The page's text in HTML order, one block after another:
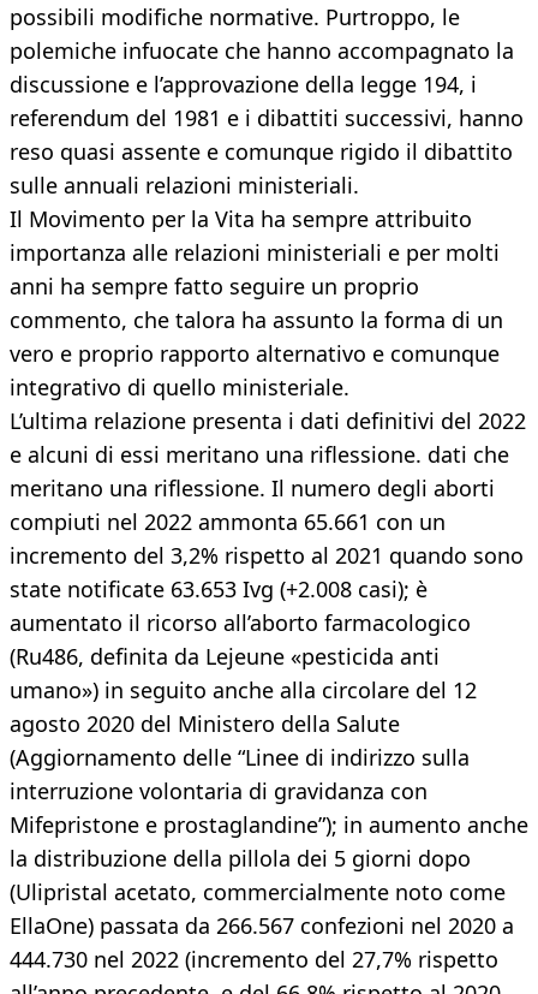
possibili modifiche normative. Purtroppo, le
polemiche infuocate che hanno accompagnato la
discussione e l’approvazione della legge 194, i
referendum del 1981 e i dibattiti successivi, hanno
reso quasi assente e comunque rigido il dibattito
sulle annuali relazioni ministeriali.
Il Movimento per la Vita ha sempre attribuito
importanza alle relazioni ministeriali e per molti
anni ha sempre fatto seguire un proprio
commento, che talora ha assunto la forma di un
vero e proprio rapporto alternativo e comunque
integrativo di quello ministeriale.
L’ultima relazione presenta i dati definitivi del 2022
e alcuni di essi meritano una riflessione. dati che
meritano una riflessione. Il numero degli aborti
compiuti nel 2022 ammonta 65.661 con un
incremento del 3,2% rispetto al 2021 quando sono
state notificate 63.653 Ivg (+2.008 casi); è
aumentato il ricorso all’aborto farmacologico
(Ru486, definita da Lejeune «pesticida anti
umano») in seguito anche alla circolare del 12
agosto 2020 del Ministero della Salute
(Aggiornamento delle “Linee di indirizzo sulla
interruzione volontaria di gravidanza con
Mifepristone e prostaglandine”); in aumento anche
la distribuzione della pillola dei 5 giorni dopo
(Ulipristal acetato, commercialmente noto come
EllaOne) passata da 266.567 confezioni nel 2020 a
444.730 nel 2022 (incremento del 27,7% rispetto